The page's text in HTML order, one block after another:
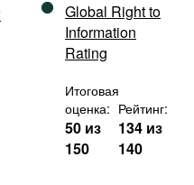
Global Right to
Information
Rating
Итоговая
оценка:
50 из
150
Рейтинг:
134 из
140